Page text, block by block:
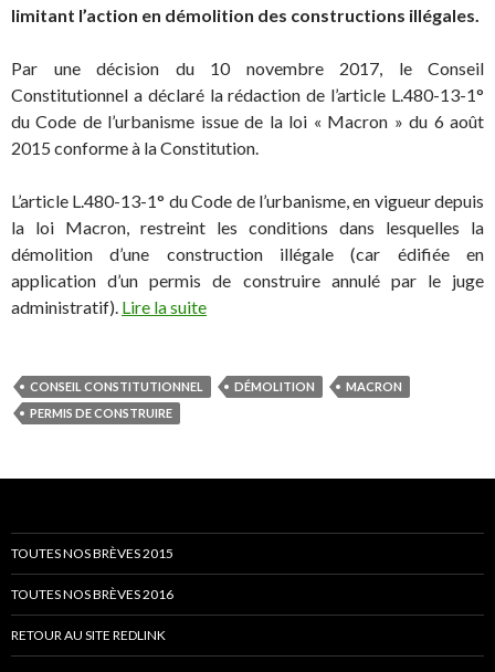
limitant l’action en démolition des constructions illégales.
Par une décision du 10 novembre 2017, le Conseil
Constitutionnel a déclaré la rédaction de l’article L.480-13-1°
du Code de l’urbanisme issue de la loi « Macron » du 6 août
2015 conforme à la Constitution.
L’article L.480-13-1° du Code de l’urbanisme, en vigueur depuis
la loi Macron, restreint les conditions dans lesquelles la
démolition d’une construction illégale (car édifiée en
application d’un permis de construire annulé par le juge
administratif). Lire la suite
CONSEIL CONSTITUTIONNEL DÉMOLITION
MACRON
PERMIS DE CONSTRUIRE
TOUTES NOS BRÈVES 2015
TOUTES NOS BRÈVES 2016
RETOUR AU SITE REDLINK